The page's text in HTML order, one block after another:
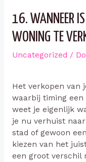
16. WANNEER
WONING TE
Uncategorized /
Het verkopen van
waarbij timing
weet je eigenlijk
je nu verhuist
stad of gewoon
kiezen van het
een groot verschil